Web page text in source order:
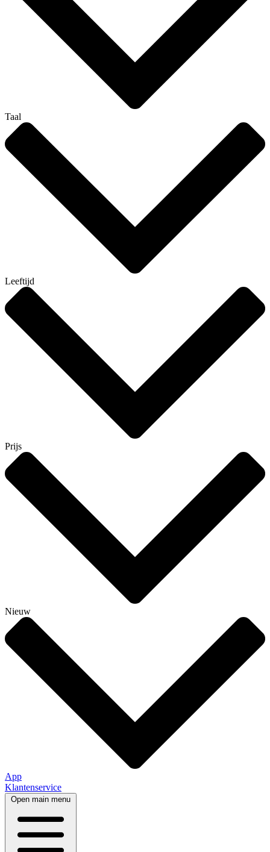
Taal
Leeftijd
Prijs
Nieuw
App
Klantenservice
Open main menu